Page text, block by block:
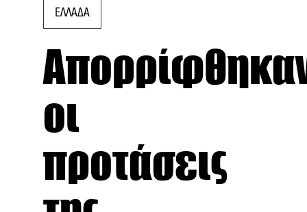
ΕΛΛΑΔΑ
οι
προτάσεις